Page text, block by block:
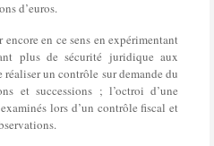
d’euros.
en ce sens en expérimentant
plus de sécurité juridique aux
un contrôle sur demande du
et successions ; l’octroi d’une
lors d’un contrôle fiscal et